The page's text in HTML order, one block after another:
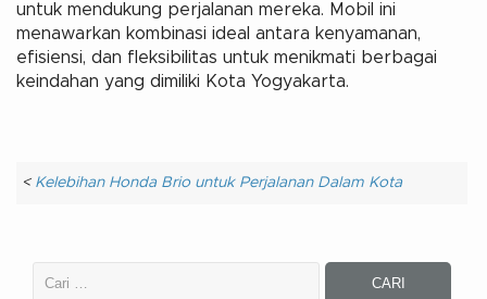
untuk mendukung perjalanan mereka. Mobil ini
menawarkan kombinasi ideal antara kenyamanan,
efisiensi, dan fleksibilitas untuk menikmati berbagai
keindahan yang dimiliki Kota Yogyakarta.
< Kelebihan Honda Brio untuk Perjalanan Dalam Kota